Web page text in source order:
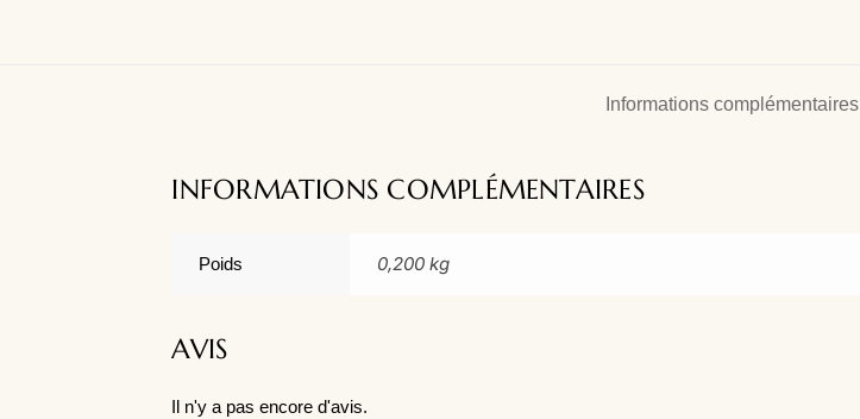
Informations complémentaires
INFORMATIONS COMPLÉMENTAIRES
Poids 0,200 kg
AVIS
Il n'y a pas encore d'avis.